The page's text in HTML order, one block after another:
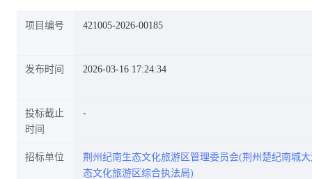
项目编号 421005-2026-00185
发布时间 2026-03-16 17:24:34
投标截止
时间
招标单位
荆州纪南生态文化旅游区管理委员会(荆州楚纪南城
态文化旅游区综合执法局)